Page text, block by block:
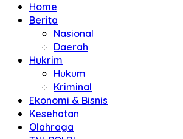
Home
Berita
Nasional
Daerah
Hukrim
Hukum
Kriminal
Ekonomi & Bisnis
Kesehatan
Olahraga